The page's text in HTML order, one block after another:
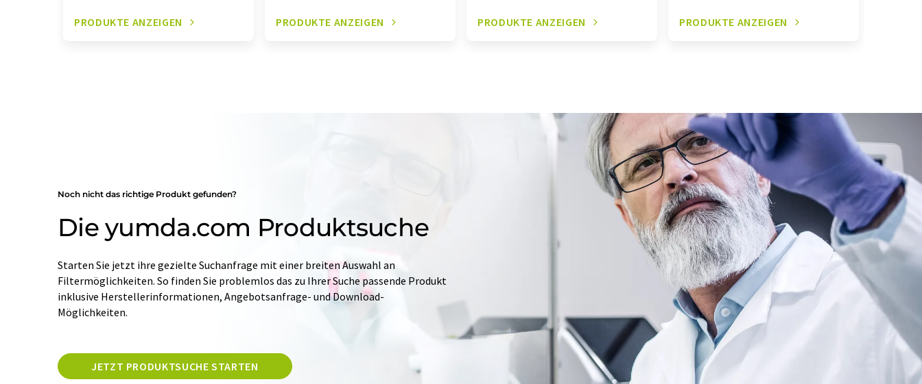
PRODUKTE ANZEIGEN PRODUKTE ANZEIGEN PRODUKTE ANZEIGEN PRODUKTE ANZEIGEN
Noch nicht das richtige Produkt gefunden?
Die yumda.com Produktsuche
Starten Sie jetzt ihre gezielte Suchanfrage mit einer breiten Auswahl an
Filtermöglichkeiten. So finden Sie problemlos das zu Ihrer Suche passende Produkt
inklusive Herstellerinformationen, Angebotsanfrage- und Download-
Möglichkeiten.
JETZT PRODUKTSUCHE STARTEN